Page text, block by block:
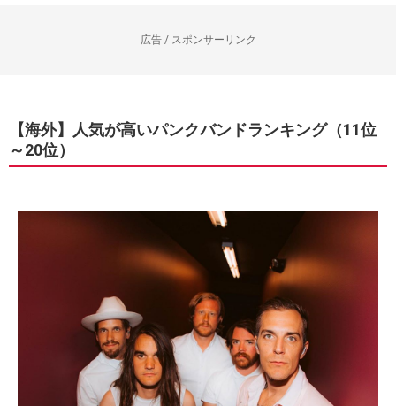
広告 / スポンサーリンク
【海外】人気が高いパンクバンドランキング（11位
～20位）